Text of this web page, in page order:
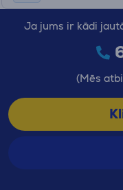
Ja jums ir kādi
(Mēs